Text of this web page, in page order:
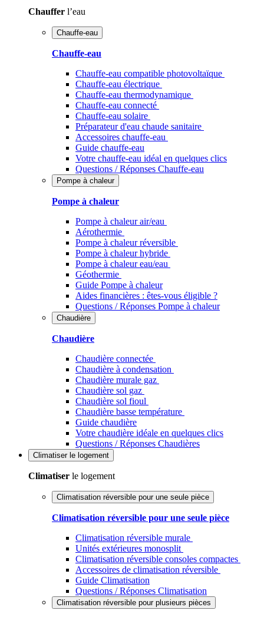
Chauffer l’eau
Chauffe-eau
Chauffe-eau
Chauffe-eau compatible photovoltaïque
Chauffe-eau électrique
Chauffe-eau thermodynamique
Chauffe-eau connecté
Chauffe-eau solaire
Préparateur d'eau chaude sanitaire
Accessoires chauffe-eau
Guide chauffe-eau
Votre chauffe-eau idéal en quelques clics
Questions / Réponses Chauffe-eau
Pompe à chaleur
Pompe à chaleur
Pompe à chaleur air/eau
Aérothermie
Pompe à chaleur réversible
Pompe à chaleur hybride
Pompe à chaleur​ eau/eau
Géothermie
Guide Pompe à chaleur
Aides financières : êtes-vous éligible ?
Questions / Réponses Pompe à chaleur
Chaudière
Chaudière
Chaudière connectée
Chaudière à condensation
Chaudière murale gaz
Chaudière sol gaz
Chaudière sol fioul
Chaudière basse température
Guide chaudière
Votre chaudière idéale en quelques clics
Questions / Réponses Chaudières
Climatiser le logement
Climatiser le logement
Climatisation réversible pour une seule pièce
Climatisation réversible pour une seule pièce
Climatisation réversible murale
Unités extérieures monosplit
Climatisation réversible consoles compactes
Accessoires de climatisation réversible
Guide Climatisation
Questions / Réponses Climatisation
Climatisation réversible pour plusieurs pièces